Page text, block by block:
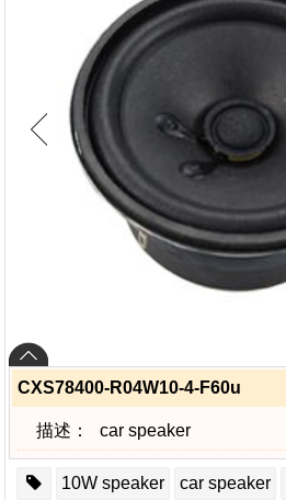
CXS78400-R04W10-4-F60u
描述： car speaker
10W speaker car speaker